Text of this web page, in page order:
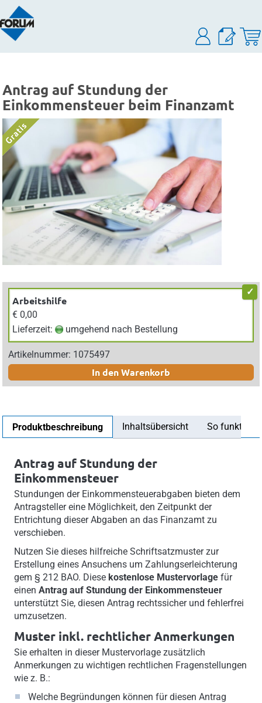
Antrag auf Stundung der
Einkommensteuer beim Finanzamt
Arbeitshilfe
€ 0,00
Lieferzeit:
umgehend nach Bestellung
Artikelnummer: 1075497
In den Warenkorb
Produktbeschreibung Inhaltsübersicht So
Antrag auf Stundung der
Einkommensteuer
Stundungen der Einkommensteuerabgaben bieten dem
Antragsteller eine Möglichkeit, den Zeitpunkt der
Entrichtung dieser Abgaben an das Finanzamt zu
verschieben.
Nutzen Sie dieses hilfreiche Schriftsatzmuster zur
Erstellung eines Ansuchens um Zahlungserleichterung
gem § 212 BAO. Diese kostenlose Mustervorlagefür
einen Antrag auf Stundung der Einkommensteuer
unterstützt Sie, diesen Antrag rechtssicher und fehlerfrei
umzusetzen.
Muster inkl. rechtlicher Anmerkungen
Sie erhalten in dieser Mustervorlage zusätzlich
Anmerkungen zu wichtigen rechtlichen Fragenstellungen
wie z. B.:
Welche Begründungen können für diesen Antrag